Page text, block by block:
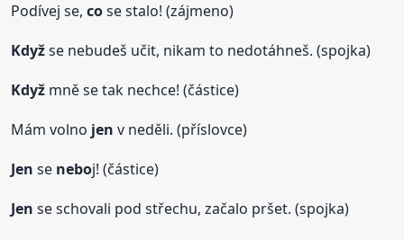
Podívej se,cose stalo! (zájmeno)
Kdyžse nebudeš učit, nikam to nedotáhneš. (spojka)
Když mně se tak nechce! (částice)
Mám volno jen v neděli. (příslovce)
Jen se neboj! (částice)
Jen se schovali pod střechu, začalo pršet. (spojka)